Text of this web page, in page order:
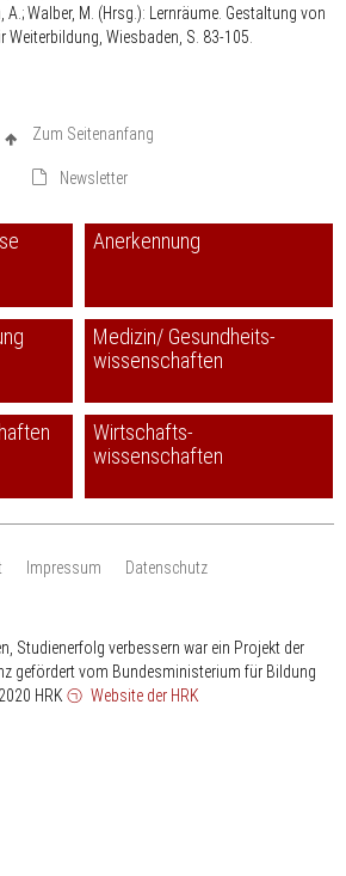
A.; Walber, M. (Hrsg.): Lernräume. Gestaltung von
Weiterbildung, Wiesbaden, S. 83-105.
Zum Seitenanfang
Newsletter
Anerkennung
Medizin/ Gesundheits-
wissenschaften
Wirtschafts-
wissenschaften
Impressum Datenschutz
Studienerfolg verbessern war ein Projekt der
gefördert vom Bundesministerium für Bildung
HRK Website der HRK